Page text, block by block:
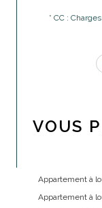
* CC :
VOUS
Appartement à
Appartement à